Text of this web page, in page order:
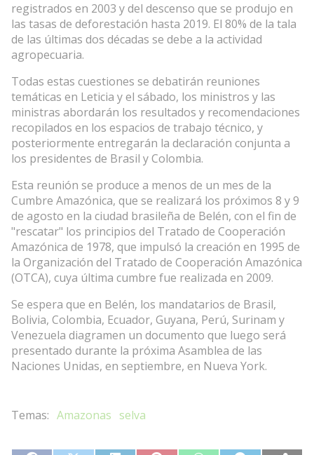
registrados en 2003 y del descenso que se produjo en
las tasas de deforestación hasta 2019. El 80% de la tala
de las últimas dos décadas se debe a la actividad
agropecuaria.
Todas estas cuestiones se debatirán reuniones
temáticas en Leticia y el sábado, los ministros y las
ministras abordarán los resultados y recomendaciones
recopilados en los espacios de trabajo técnico, y
posteriormente entregarán la declaración conjunta a
los presidentes de Brasil y Colombia.
Esta reunión se produce a menos de un mes de la
Cumbre Amazónica, que se realizará los próximos 8 y 9
de agosto en la ciudad brasileña de Belén, con el fin de
"rescatar" los principios del Tratado de Cooperación
Amazónica de 1978, que impulsó la creación en 1995 de
la Organización del Tratado de Cooperación Amazónica
(OTCA), cuya última cumbre fue realizada en 2009.
Se espera que en Belén, los mandatarios de Brasil,
Bolivia, Colombia, Ecuador, Guyana, Perú, Surinam y
Venezuela diagramen un documento que luego será
presentado durante la próxima Asamblea de las
Naciones Unidas, en septiembre, en Nueva York.
Amazonas selva